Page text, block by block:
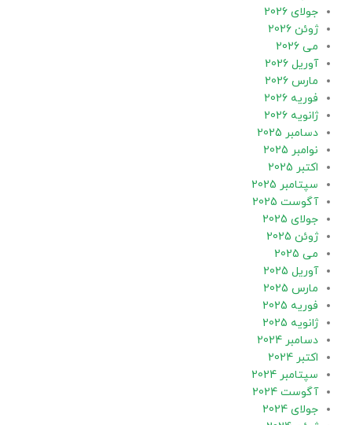
جولای 2026
ژوئن 2026
می 2026
آوریل 2026
مارس 2026
فوریه 2026
ژانویه 2026
دسامبر 2025
نوامبر 2025
اکتبر 2025
سپتامبر 2025
آگوست 2025
جولای 2025
ژوئن 2025
می 2025
آوریل 2025
مارس 2025
فوریه 2025
ژانویه 2025
دسامبر 2024
اکتبر 2024
سپتامبر 2024
آگوست 2024
جولای 2024